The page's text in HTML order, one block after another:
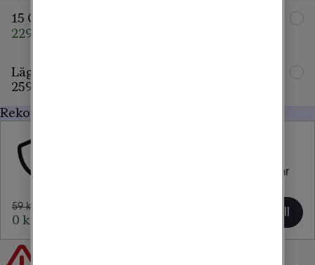
15 GB
229 kr/mån
Lägg till familjemedlem
259 kr/mån
Rekommenderat för dig
Försäkra din nya mobil eller surfplatta och var
59 kr/mån
0 kr/mån i 1 mån